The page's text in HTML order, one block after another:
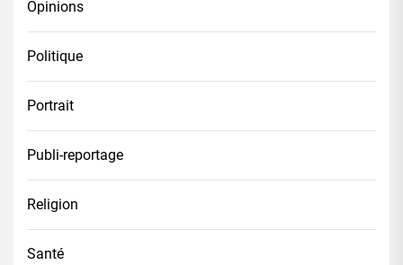
Opinions
Politique
Portrait
Publi-reportage
Religion
Santé